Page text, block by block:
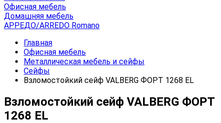
Офисная мебель
Домашняя мебель
АРРЕДО/ARREDO Romano
Главная
Офисная мебель
Металлическая мебель и сейфы
Сейфы
Взломостойкий сейф VALBERG ФОРТ 1268 EL
Взломостойкий сейф VALBERG ФОРТ
1268 EL